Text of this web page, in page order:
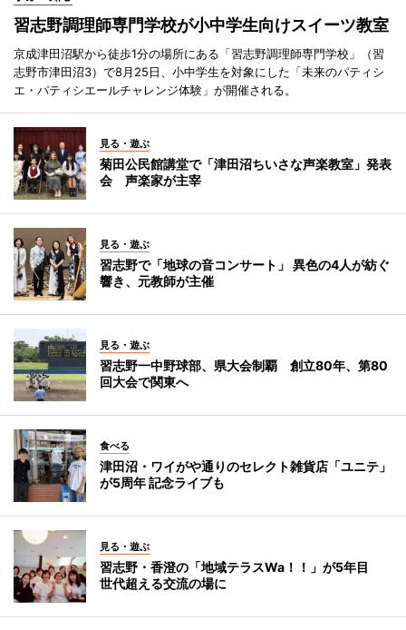
習志野調理師専門学校が小中学生向けスイーツ教室
京成津田沼駅から徒歩1分の場所にある「習志野調理師専門学校」（習
志野市津田沼3）で8月25日、小中学生を対象にした「未来のパティシ
エ・パティシエールチャレンジ体験」が開催される。
見る・遊ぶ
菊田公民館講堂で「津田沼ちいさな声楽教室」発表
会 声楽家が主宰
見る・遊ぶ
習志野で「地球の音コンサート」 異色の4人が紡ぐ
響き、元教師が主催
見る・遊ぶ
習志野一中野球部、県大会制覇 創立80年、第80
回大会で関東へ
食べる
津田沼・ワイがや通りのセレクト雑貨店「ユニテ」
が5周年 記念ライブも
見る・遊ぶ
習志野・香澄の「地域テラスWa！！」が5年目
世代超える交流の場に